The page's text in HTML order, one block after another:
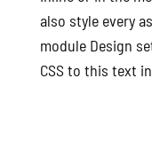
also style every
module Design
CSS to this text